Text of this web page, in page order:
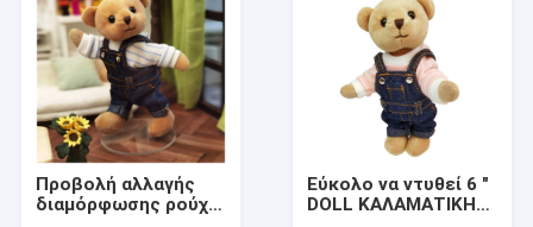
Προβολή αλλαγής
διαμόρφωσης ρούχα
Εύκολο να ντυθεί 6 "
DOLL ΚΑΛΑΜΑΤΙΚΗ